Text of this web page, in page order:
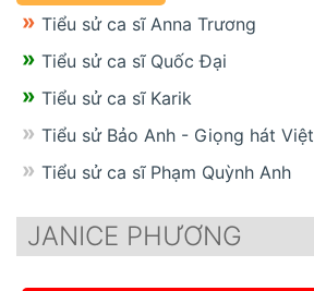
Tiểu sử ca sĩ Anna Trương
Tiểu sử ca sĩ Quốc Đại
Tiểu sử ca sĩ Karik
Tiểu sử Bảo Anh - Giọng hát Việt
Tiểu sử ca sĩ Phạm Quỳnh Anh
JANICE PHƯƠNG